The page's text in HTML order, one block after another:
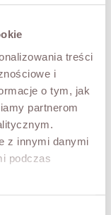
treści
i
o tym, jak
partnerom
z innymi danymi
podczas
z
Model posiada
noszenia oraz
strukturę
dół nadaje